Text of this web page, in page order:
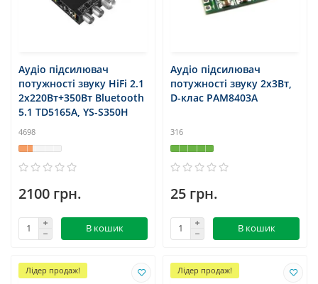
Аудіо підсилювач
потужності звуку HiFi 2.1
2x220Вт+350Вт Bluetooth
5.1 TD5165A, YS-S350H
4698
2100 грн.
В кошик
Аудіо підсилювач
потужності звуку 2х3Вт,
D-клас PAM8403A
316
25 грн.
В кошик
Лідер продаж! Лідер продаж!